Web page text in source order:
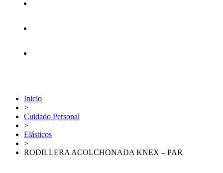
Inicio
>
Cuidado Personal
>
Elásticos
>
RODILLERA ACOLCHONADA KNEX – PAR